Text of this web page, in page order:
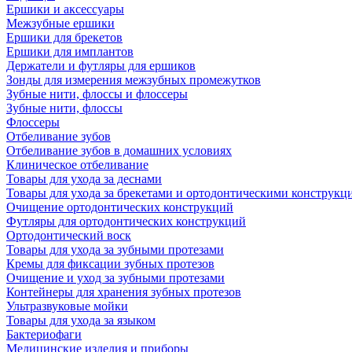
Ершики и аксессуары
Межзубные ершики
Ершики для брекетов
Ершики для имплантов
Держатели и футляры для ершиков
Зонды для измерения межзубных промежутков
Зубные нити, флоссы и флоссеры
Зубные нити, флоссы
Флоссеры
Отбеливание зубов
Отбеливание зубов в домашних условиях
Клиническое отбеливание
Товары для ухода за деснами
Товары для ухода за брекетами и ортодонтическими
Очищение ортодонтических конструкций
Футляры для ортодонтических конструкций
Ортодонтический воск
Товары для ухода за зубными протезами
Кремы для фиксации зубных протезов
Очищение и уход за зубными протезами
Контейнеры для хранения зубных протезов
Ультразвуковые мойки
Товары для ухода за языком
Бактериофаги
Медицинские изделия и приборы